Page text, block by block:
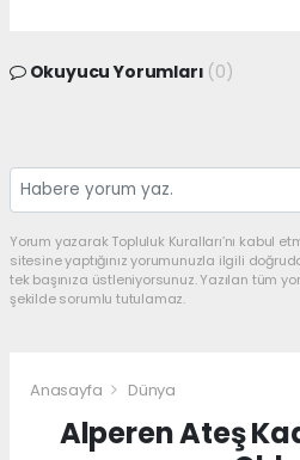
Okuyucu Yorumları (0)
Yorum yazarak Topluluk Kuralları’nı kabul
sitesine yaptığınız yorumunuzla ilgili
tek başınıza üstleniyorsunuz. Yazılan tüm
şekilde sorumlu tutulamaz.
Anasayfa Dünya
Alperen Ateş